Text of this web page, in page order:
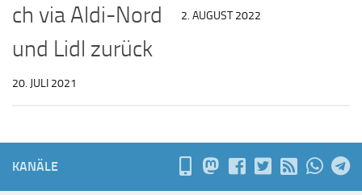
ch via Aldi-Nord
und Lidl zurück
20. JULI 2021
2. AUGUST 2022
KANÄLE